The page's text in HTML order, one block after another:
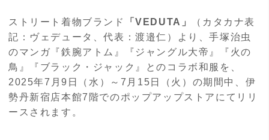
ストリート着物ブランド 「VEDUTA」
（カタカナ表
記：ヴェデュータ、代表：渡邉仁）より、手塚治虫
のマンガ『鉄腕アトム』『ジャングル大帝』『火の
鳥』『ブラック・ジャック』とのコラボ和服を、
2025年7月9日（水）～7月15日（火）の期間中、伊
勢丹新宿店本館7階でのポップアップストアにてリリ
ースされます。